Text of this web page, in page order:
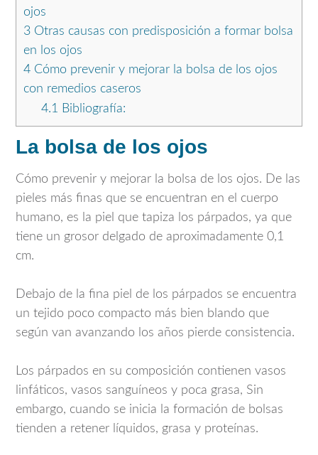
ojos
3 Otras causas con predisposición a formar bolsa
en los ojos
4 Cómo prevenir y mejorar la bolsa de los ojos
con remedios caseros
4.1 Bibliografía:
La bolsa de los ojos
Cómo prevenir y mejorar la bolsa de los ojos. De las
pieles más finas que se encuentran en el cuerpo
humano, es la piel que tapiza los párpados, ya que
tiene un grosor delgado de aproximadamente 0,1
cm.
Debajo de la fina piel de los párpados se encuentra
un tejido poco compacto más bien blando que
según van avanzando los años pierde consistencia.
Los párpados en su composición contienen vasos
linfáticos, vasos sanguíneos y poca grasa, Sin
embargo, cuando se inicia la formación de bolsas
tienden a retener líquidos, grasa y proteínas.